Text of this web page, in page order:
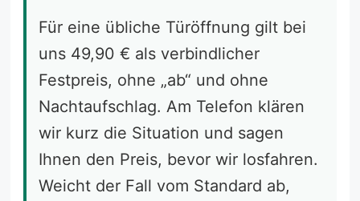
Für eine übliche Türöffnung gilt bei
uns 49,90 € als verbindlicher
Festpreis, ohne „ab“ und ohne
Nachtaufschlag. Am Telefon klären
wir kurz die Situation und sagen
Ihnen den Preis, bevor wir losfahren.
Weicht der Fall vom Standard ab,